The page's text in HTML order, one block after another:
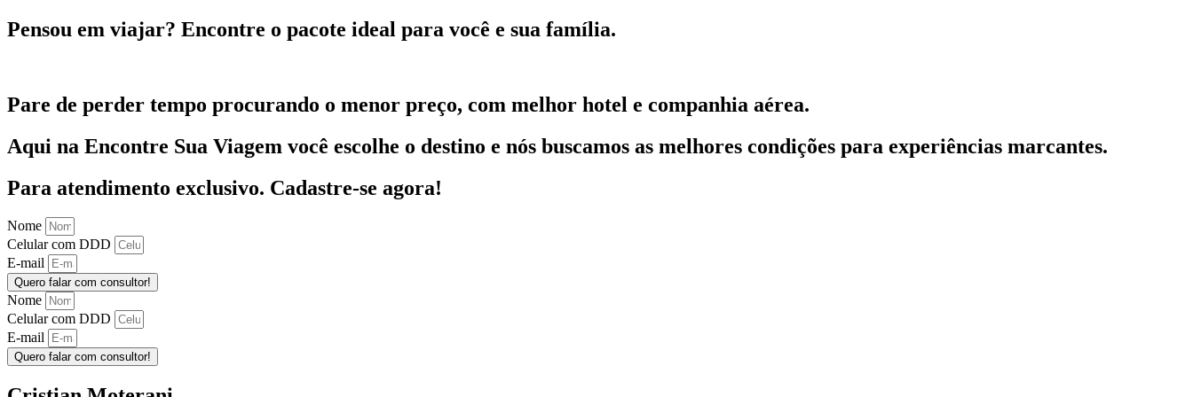
Pensou em viajar? Encontre o pacote ideal para você e sua família.
Pare de perder tempo procurando o menor preço, com melhor hotel e companhia aérea.
Aqui na Encontre Sua Viagem você escolhe o destino e nós buscamos as melhores condições para experiências marcantes.
Para atendimento exclusivo. Cadastre-se agora!
Nome
Celular com DDD
E-mail
Quero falar com consultor!
Nome
Celular com DDD
E-mail
Quero falar com consultor!